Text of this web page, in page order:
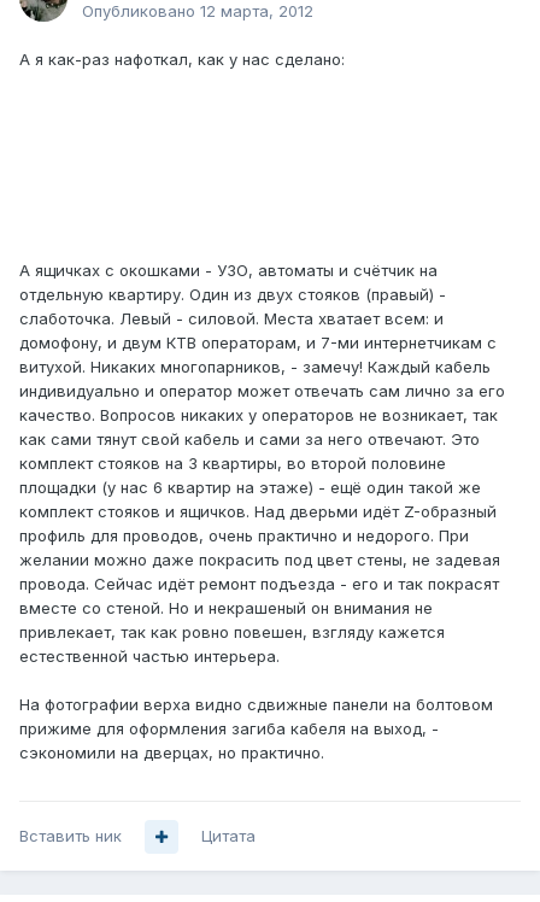
Опубликовано 12 марта, 2012
А я как-раз нафоткал, как у нас сделано:
А ящичках с окошками - УЗО, автоматы и счётчик на
отдельную квартиру. Один из двух стояков (правый) -
слаботочка. Левый - силовой. Места хватает всем: и
домофону, и двум КТВ операторам, и 7-ми интернетчикам с
витухой. Никаких многопарников, - замечу! Каждый кабель
индивидуально и оператор может отвечать сам лично за его
качество. Вопросов никаких у операторов не возникает, так
как сами тянут свой кабель и сами за него отвечают. Это
комплект стояков на 3 квартиры, во второй половине
площадки (у нас 6 квартир на этаже) - ещё один такой же
комплект стояков и ящичков. Над дверьми идёт Z-образный
профиль для проводов, очень практично и недорого. При
желании можно даже покрасить под цвет стены, не задевая
провода. Сейчас идёт ремонт подъезда - его и так покрасят
вместе со стеной. Но и некрашеный он внимания не
привлекает, так как ровно повешен, взгляду кажется
естественной частью интерьера.
На фотографии верха видно сдвижные панели на болтовом
прижиме для оформления загиба кабеля на выход, -
сэкономили на дверцах, но практично.
Вставить ник Цитата